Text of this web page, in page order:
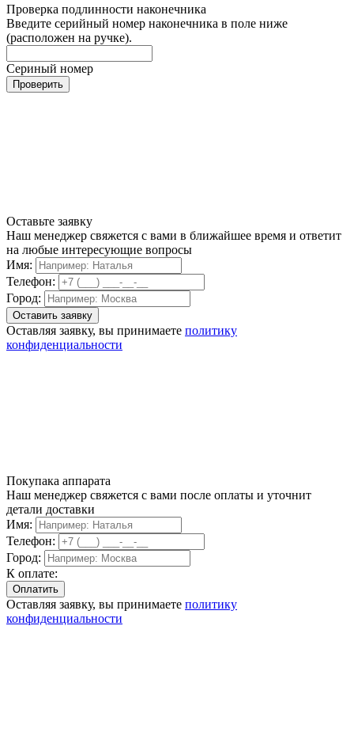
Проверка подлинности наконечника
Введите серийный номер наконечника в поле ниже
(расположен на ручке).
Сериный номер
Проверить
Оставьте заявку
Наш менеджер свяжется с вами в ближайшее время и ответит
на любые интересующие вопросы
Имя:
Телефон:
Город:
Оставляя заявку, вы принимаете политику
конфиденциальности
Покупака аппарата
Наш менеджер свяжется с вами после оплаты и уточнит
детали доставки
Имя:
Телефон:
Город:
К оплате:
Оставляя заявку, вы принимаете политику
конфиденциальности